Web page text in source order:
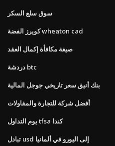
سوق سلع السكر
كويرز الفضة wheaton cad
صيغة مكافأة إكمال العقد
دردشة btc
بنك أنيق سعر تاريخي جوجل المالية
أفضل شركة للتجارة والمقاولات
يوم التداول tfsa كندا
تبادل usd إلى اليورو في ألمانيا